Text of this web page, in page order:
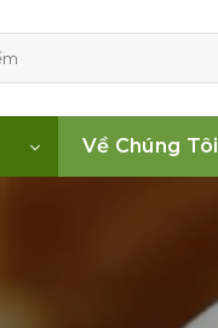
Về Chúng Tôi